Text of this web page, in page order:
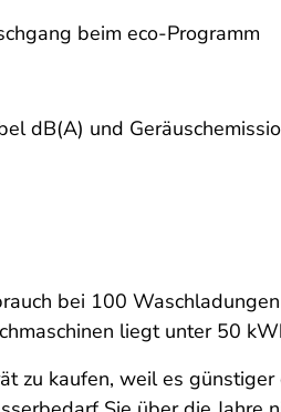
beim eco-Programm
dB(A) und
bei 100
liegt unter 50
zu kaufen, weil es